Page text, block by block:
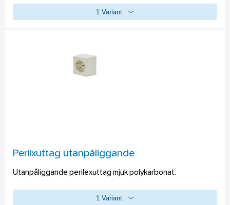
1 Variant
Perilxuttag utanpåliggande
Utanpåliggande perilexuttag mjuk polykarbonat.
1 Variant